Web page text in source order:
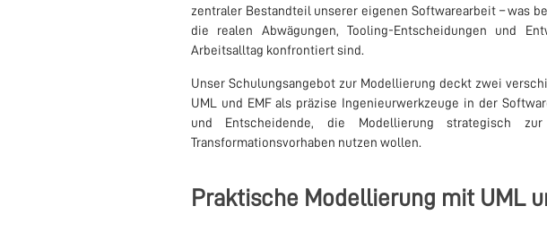
zentraler Bestandteil unserer eigenen Softwarearbeit – was
die realen Abwägungen, Tooling-Entscheidungen und
Arbeitsalltag konfrontiert sind.
Unser Schulungsangebot zur Modellierung deckt zwei
UML und EMF als präzise Ingenieurwerkzeuge in der
und Entscheidende, die Modellierung strategisch
Transformationsvorhaben nutzen wollen.
Praktische Modellierung mit UML